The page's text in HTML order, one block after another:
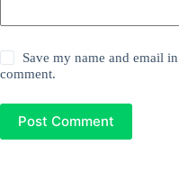
Save my name and email
comment.
Post Comment